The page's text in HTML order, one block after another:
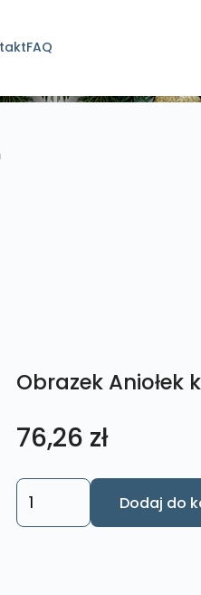
FAQ
Obrazek Aniołek
76,26 zł
ilość
Obrazek
Dodaj do